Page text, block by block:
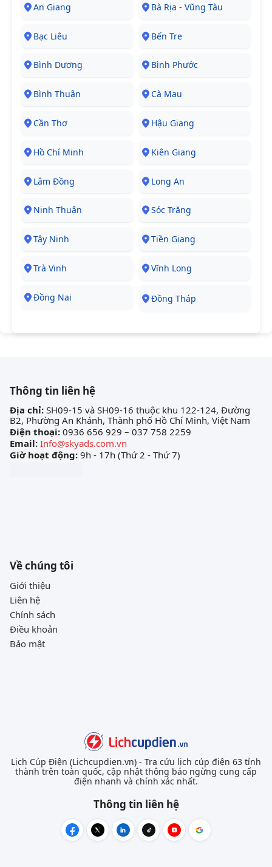
An Giang Bà Rịa - Vũng Tàu
Bạc Liêu Bến Tre
Bình Dương Bình Phước
Bình Thuận Cà Mau
Cần Thơ Hậu Giang
Hồ Chí Minh Kiên Giang
Lâm Đồng Long An
Ninh Thuận Sóc Trăng
Tây Ninh Tiền Giang
Trà Vinh Vĩnh Long
Đồng Nai Đồng Tháp
Thông tin liên hệ
Địa chỉ: SH09-15 và SH09-16 thuộc khu 122-124, Đường
B2, Phường An Khánh, Thành phố Hồ Chí Minh, Việt Nam
Điện thoại: 0936 656 929 – 037 758 2259
Email: Info@skyads.com.vn
Giờ hoạt động: 9h - 17h (Thứ 2 - Thứ 7)
Về chúng tôi
Giới thiệu
Liên hệ
Chính sách
Điều khoản
Bảo mật
Lịch Cúp Điện (Lichcupdien.vn) - Tra cứu lịch cúp điện 63 tỉnh
thành trên toàn quốc, cập nhật thông báo ngừng cung cấp
điện nhanh và chính xác nhất.
Thông tin liên hệ